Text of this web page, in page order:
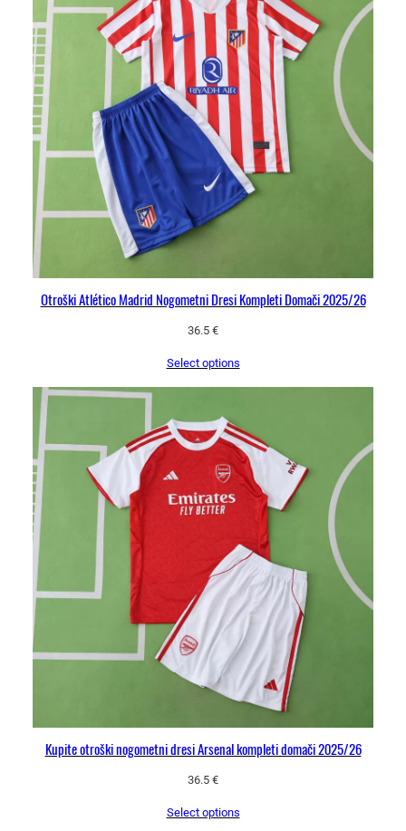
Otroški Atlético Madrid Nogometni Dresi Kompleti Domači 2025/26
36.5 €
Select options
Kupite otroški nogometni dresi Arsenal kompleti domači 2025/26
36.5 €
Select options